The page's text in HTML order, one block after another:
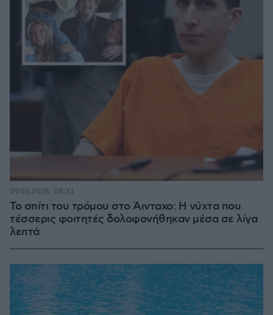
Το σπίτι του τρόμου στο Άινταχο: Η νύχτα που
τέσσερις φοιτητές δολοφονήθηκαν μέσα σε λίγα
λεπτά
09.08.2026, 08:33